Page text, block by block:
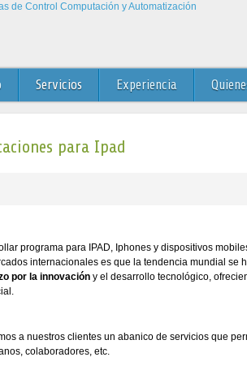
Servicios Experiencia
para Ipad
programa para IPAD, Iphones y dispositivos
internacionales es que la tendencia mundial
por la innovación y el desarrollo tecnológico,
a nuestros clientes un abanico de servicios que
colaboradores, etc.